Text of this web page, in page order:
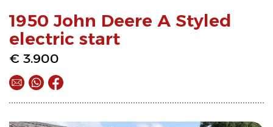
1950 John Deere A Styled
electric start
€ 3.900